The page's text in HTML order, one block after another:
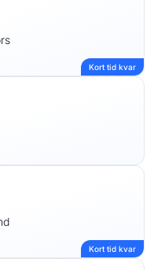
Kort tid kvar
Kort tid kvar